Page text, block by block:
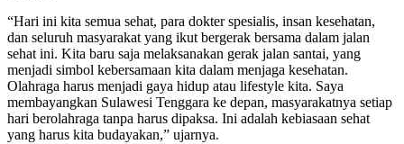
“Hari ini kita semua sehat, para dokter spesialis, insan kesehatan,
dan seluruh masyarakat yang ikut bergerak bersama dalam jalan
sehat ini. Kita baru saja melaksanakan gerak jalan santai, yang
menjadi simbol kebersamaan kita dalam menjaga kesehatan.
Olahraga harus menjadi gaya hidup atau lifestyle kita. Saya
membayangkan Sulawesi Tenggara ke depan, masyarakatnya setiap
hari berolahraga tanpa harus dipaksa. Ini adalah kebiasaan sehat
yang harus kita budayakan,” ujarnya.